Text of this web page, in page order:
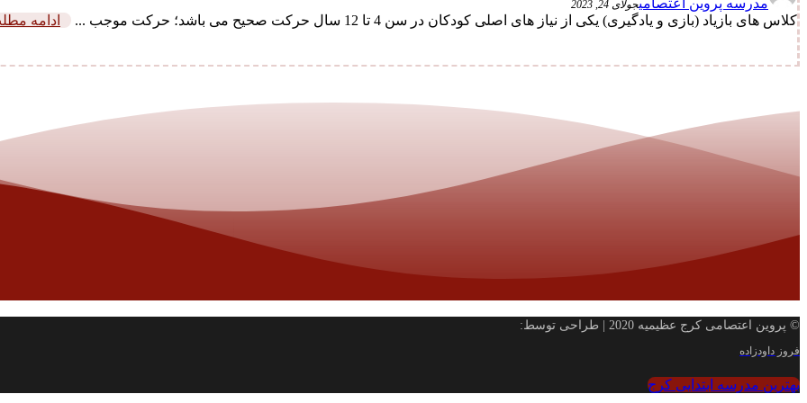
جولای 24, 2023
کلاس های بازیاد (بازی و یادگیری) یکی از نیاز های اصلی کودکان در سن 4 تا 12 سال حرکت صحیح می باشد؛ حرکت موجب ... ادامه
© پروین اعتصامی کرج عظیمیه 2020 | طراحی توسط:
فروز داودزاده
بهترین مدرسه ابتدایی کرج